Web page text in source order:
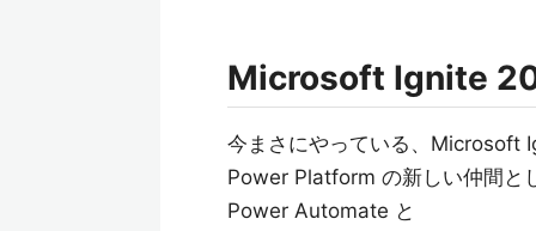
Microsoft Ignite
今まさにやっている、Microsoft
Power Platform の新しい仲間と
Power Automate と